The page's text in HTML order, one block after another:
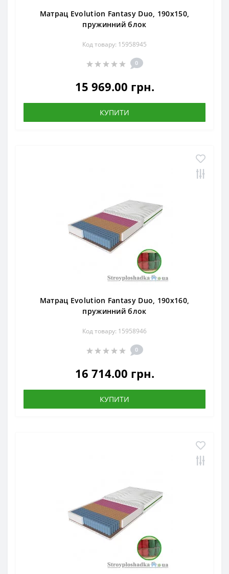
Матрац Evolution Fantasy Duo, 190x150,
пружинний блок
Код товару: 15958945
0
15 969.00 грн.
КУПИТИ
Матрац Evolution Fantasy Duo, 190x160,
пружинний блок
Код товару: 15958946
0
16 714.00 грн.
КУПИТИ